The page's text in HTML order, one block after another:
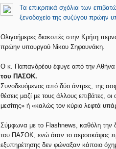
Τα επικριτικά σχόλια των
ξενοδοχείο της συζύγου πρώην
Ολιγοήμερες διακοπές στην Κρήτη
πρώην υπουργού Νίκου Σηφουνάκη.
Ο κ. Παπανδρέου έφυγε από την Αθήνα
του ΠΑΣΟΚ.
Συνοδευόμενος από δύο άντρες, της
θέσεις μαζί με τους άλλους επιβάτες,
μεσίτης» ή «καλώς τον κύριο λεφτά
Σύμφωνα με το Flashnews, καθόλη την
του ΠΑΣΟΚ, ενώ όταν το αεροσκάφος
εξυπηρέτησης δεν φώναξαν κάποιο